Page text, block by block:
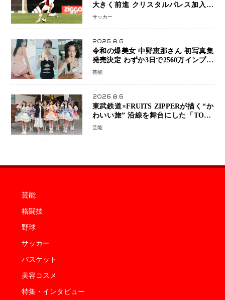
大きく前進 クリスタルパレス加入目
前 メディカルチェックも通過
サッカー
2026.8.6
令和の爆美女 中野恵那さん 初写真集
発売決定 わずか3日で2560万インプレ
ッションを記録した話題の美貌を凝縮
芸能
2026.8.6
東武鉄道×FRUITS ZIPPERが描く“か
わいい旅” 沿線を舞台にした「TOBU
KAWAII PROJECT」が開幕
芸能
芸能
格闘技
野球
サッカー
バスケット
美容コスメ
特集・インタビュー